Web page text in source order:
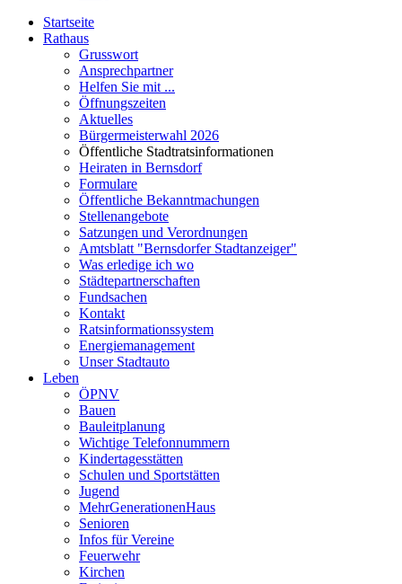
Startseite
Rathaus
Grusswort
Ansprechpartner
Helfen Sie mit ...
Öffnungszeiten
Aktuelles
Bürgermeisterwahl 2026
Öffentliche Stadtratsinformationen
Heiraten in Bernsdorf
Formulare
Öffentliche Bekanntmachungen
Stellenangebote
Satzungen und Verordnungen
Amtsblatt "Bernsdorfer Stadtanzeiger"
Was erledige ich wo
Städtepartnerschaften
Fundsachen
Kontakt
Ratsinformationssystem
Energiemanagement
Unser Stadtauto
Leben
ÖPNV
Bauen
Bauleitplanung
Wichtige Telefonnummern
Kindertagesstätten
Schulen und Sportstätten
Jugend
MehrGenerationenHaus
Senioren
Infos für Vereine
Feuerwehr
Kirchen